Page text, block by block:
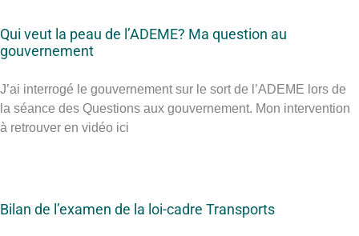
Qui veut la peau de l’ADEME? Ma question au
gouvernement
J’ai interrogé le gouvernement sur le sort de l’ADEME lors de
la séance des Questions aux gouvernement. Mon intervention
à retrouver en vidéo ici
Bilan de l’examen de la loi-cadre Transports